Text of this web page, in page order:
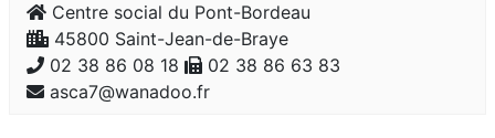
Centre social du Pont-Bordeau
45800 Saint-Jean-de-Braye
02 38 86 08 18
02 38 86 63 83
asca7@wanadoo.fr